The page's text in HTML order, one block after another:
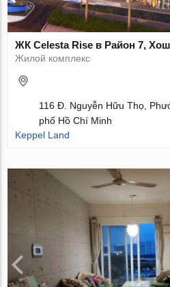
ЖК Celesta Rise в Район 7,
Жилой комплекс
116 Đ. Nguyễn Hữu Thọ,
phố Hồ Chí Minh
Keppel Land